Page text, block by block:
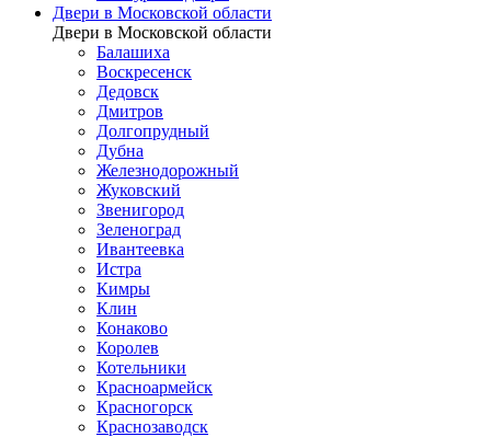
Двери в Московской области
Двери в Московской области
Балашиха
Воскресенск
Дедовск
Дмитров
Долгопрудный
Дубна
Железнодорожный
Жуковский
Звенигород
Зеленоград
Ивантеевка
Истра
Кимры
Клин
Конаково
Королев
Котельники
Красноармейск
Красногорск
Краснозаводск